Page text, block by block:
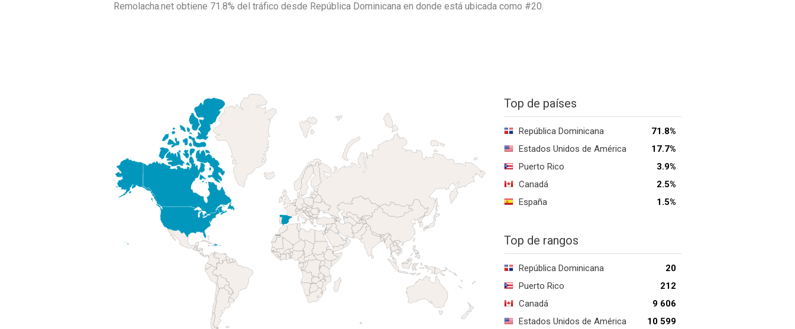
Remolacha.net obtiene 71.8% del tráfico desde República Dominicana en donde está ubicada como #20.
Top de países
República Dominicana
71.8%
Estados Unidos de América
17.7%
Puerto Rico
3.9%
Canadá
2.5%
España
1.5%
Top de rangos
República Dominicana
20
Puerto Rico
212
Canadá
9 606
Estados Unidos de América
10 599